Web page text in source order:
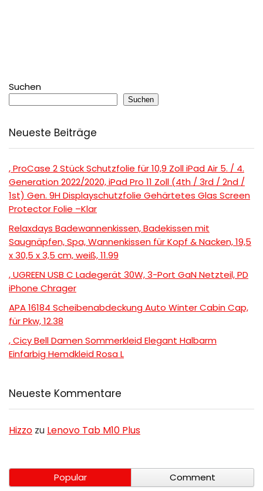
Suchen
Suchen
Neueste Beiträge
, ProCase 2 Stück Schutzfolie für 10,9 Zoll iPad Air 5. / 4.
Generation 2022/2020, iPad Pro 11 Zoll (4th / 3rd / 2nd /
1st) Gen. 9H Displayschutzfolie Gehärtetes Glas Screen
Protector Folie –Klar
Relaxdays Badewannenkissen, Badekissen mit
Saugnäpfen, Spa, Wannenkissen für Kopf & Nacken, 19,5
x 30,5 x 3,5 cm, weiß, 11.99
, UGREEN USB C Ladegerät 30W, 3-Port GaN Netzteil, PD
iPhone Chrager
APA 16184 Scheibenabdeckung Auto Winter Cabin Cap,
für Pkw, 12.38
, Cicy Bell Damen Sommerkleid Elegant Halbarm
Einfarbig Hemdkleid Rosa L
Neueste Kommentare
Hizzo zu Lenovo Tab M10 Plus
Popular
Comment